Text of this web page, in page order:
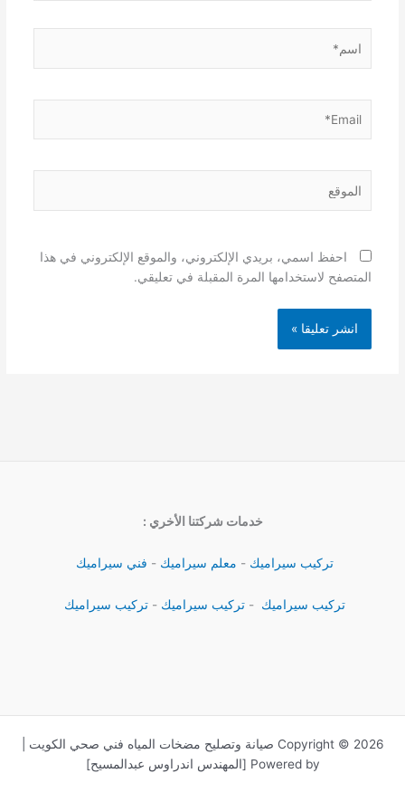
احفظ اسمي، بريدي الإلكتروني، والموقع الإلكتروني في هذا
المتصفح لاستخدامها المرة المقبلة في تعليقي.
خدمات شركتنا الأخري :
تركيب سيراميك - معلم سيراميك - فني سيراميك
تركيب سيراميك - تركيب سيراميك -تركيب سيراميك
Copyright © 2026 صيانة وتصليح مضخات المياه فني صحي الكويت |
Powered by [المهندس اندراوس عبدالمسيح]